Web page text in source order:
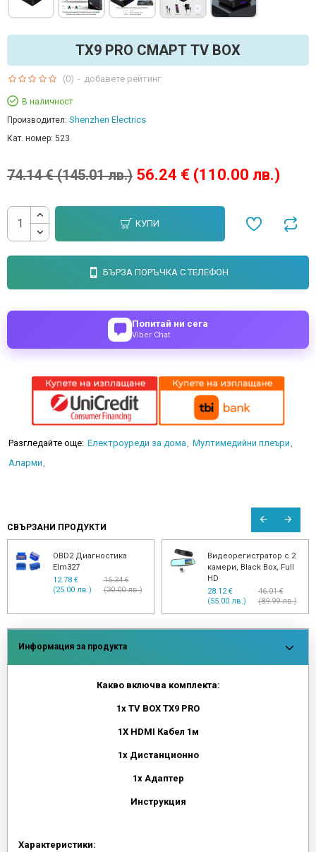
TX9 PRO СМАРТ TV BOX
В наличност
Производител: Shenzhen Electrics
Кат. номер: 523
(0) - добавете рейтинг
56.24 € (110.00 лв.)
74.14 € (145.01 лв.)
КУПИ
БЪРЗА ПОРЪЧКА С ТЕЛЕФОН
Попитай ни сега
Viber Chat
Разгледайте още: Електроуреди за дома
Мултимедийни плеъри
Аларми
СВЪРЗАНИ ПРОДУКТИ
OBD2 Диагностика
Elm327
12.78 €
(25.00 лв.)
15.34 €
(30.00 лв.)
Видеорегистратор с 2
камери, Black Box, Full
HD
28.12 €
(55.00 лв.)
46.01 €
(89.99 лв.)
Информация за продукта
Какво включва комплекта:
1х TV BOX TX9 PRO
1X HDMI Кабел 1м
1х Дистанционно
1х Адаптер
Инструкция
Характеристики: